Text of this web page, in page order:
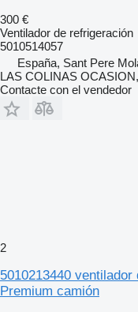
300 €
Ventilador de refrigeración
5010514057
España, Sant Pere
LAS COLINAS
Contacte con el vendedor
2
5010213440
Premium camión